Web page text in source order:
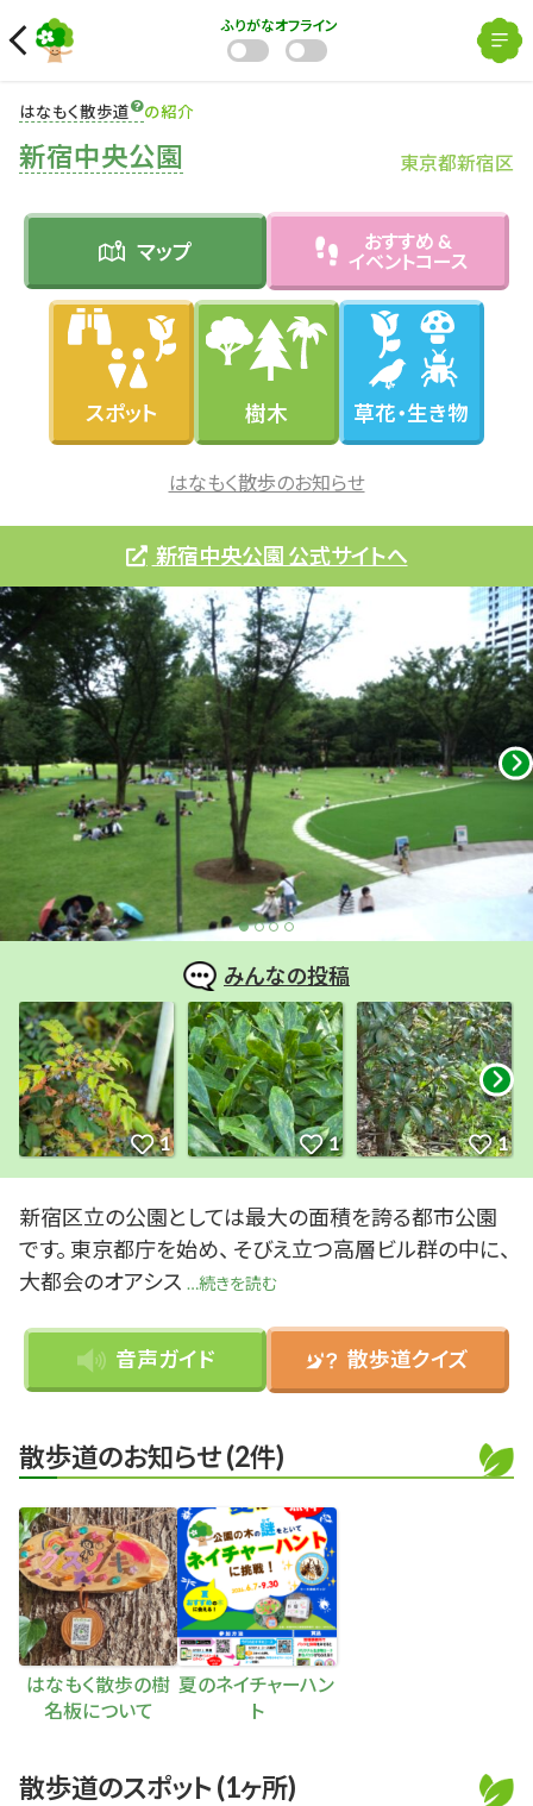
ふりがなオフライン
はなもく散歩道 の紹介
新宿中央公園 東京都新宿区
マップ
おすすめ &
イベントコース
スポット 樹木 草花・生き物
はなもく散歩のお知らせ
新宿中央公園 公式サイトへ
みんなの投稿
新宿区立の公園としては最大の面積を誇る都市公園
です。 東京都庁を始め、 そびえ立つ高層ビル群の中に、
大都会のオアシス
続きを読む
音声ガイド 散歩道クイズ
散歩道のお知らせ (2件)
はなもく散歩の樹
名板について
夏のネイチャーハン
ト
散歩道のスポット (1ヶ所)